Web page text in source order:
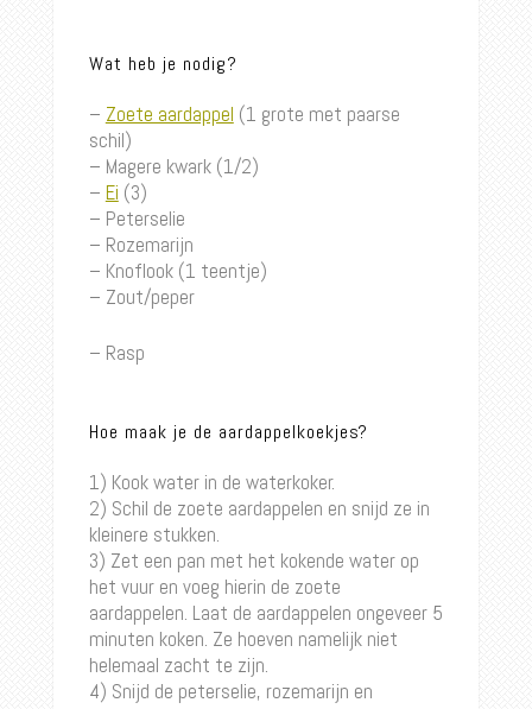
Wat heb je nodig?
– Zoete aardappel (1 grote met paarse
schil)
– Magere kwark (1/2)
– Ei (3)
– Peterselie
– Rozemarijn
– Knoflook (1 teentje)
– Zout/peper
– Rasp
Hoe maak je de aardappelkoekjes?
1) Kook water in de waterkoker.
2) Schil de zoete aardappelen en snijd ze in
kleinere stukken.
3) Zet een pan met het kokende water op
het vuur en voeg hierin de zoete
aardappelen. Laat de aardappelen ongeveer 5
minuten koken. Ze hoeven namelijk niet
helemaal zacht te zijn.
4) Snijd de peterselie, rozemarijn en